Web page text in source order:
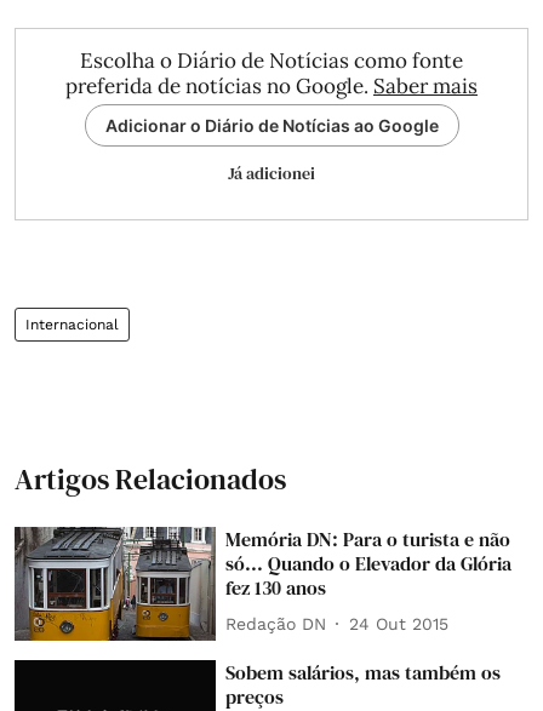
Escolha o Diário de Notícias como fonte
preferida de notícias no Google. Saber mais
Adicionar o Diário de Notícias ao Google
Já adicionei
Internacional
Artigos Relacionados
Memória DN: Para o turista e não
só... Quando o Elevador da Glória
fez 130 anos
Redação DN 24 Out 2015
Sobem salários, mas também os
preços